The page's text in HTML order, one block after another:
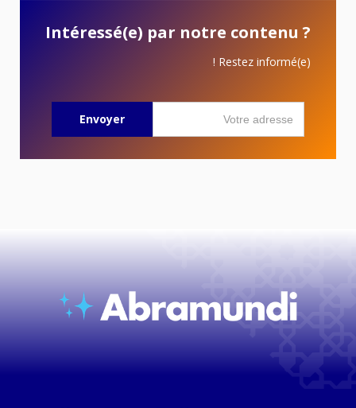
Intéressé(e) par notre contenu ?
Restez informé(e) !